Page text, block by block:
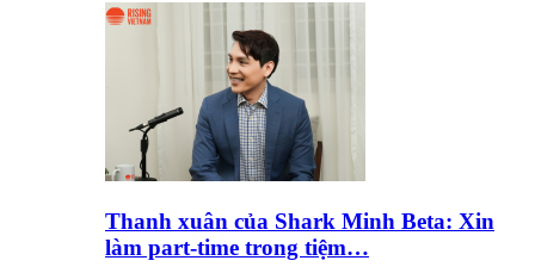
Thanh xuân của Shark Minh Beta: Xin
làm part-time trong tiệm…